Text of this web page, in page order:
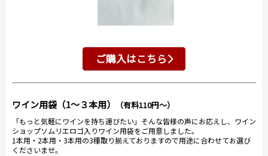
ご購入はこちら
ワイン用袋（1～３本用） （有料110円～）
「もっと気軽にワインを持ち運びたい」そんな皆様の声にお応えし、ワイン
ショップソムリエロゴ入りワイン用袋をご用意しました。
1本用・2本用・3本用の3種取り揃えておりますので用途に合わせてお選び
くださいませ。